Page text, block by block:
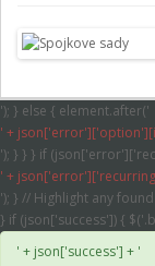
'); } else { element.after('
' +
'); } } } if
' +
'); } // Highlight any
} if (json['success']) {
' + json['success'] + '